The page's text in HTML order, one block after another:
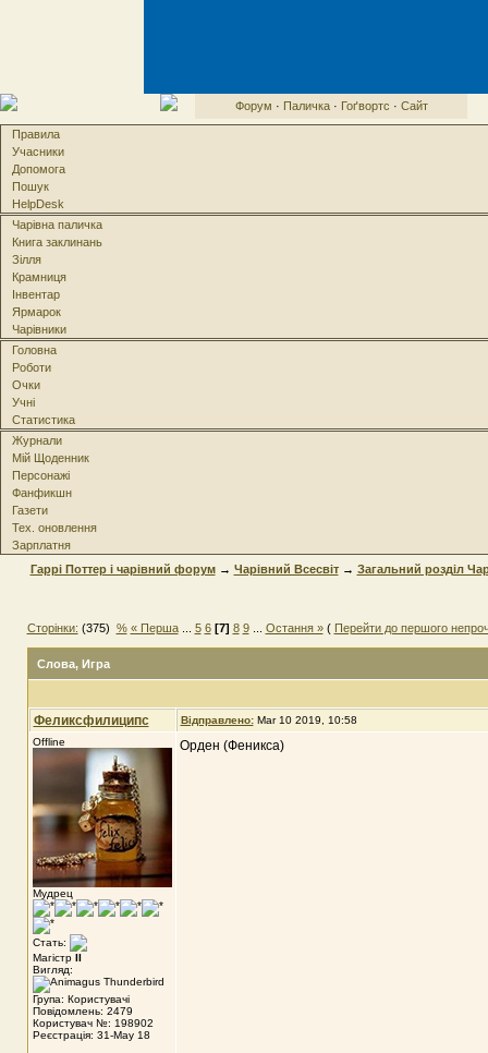
Форум · Паличка· Гоґвортс · Сайт
Правила
Учасники
Допомога
Пошук
HelpDesk
Чарівна паличка
Книга заклинань
Зілля
Крамниця
Інвентар
Ярмарок
Чарівники
Головна
Роботи
Очки
Учні
Статистика
Журнали
Мій Щоденник
Персонажі
Фанфикшн
Газети
Тех. оновлення
Зарплатня
Гаррі Поттер і чарівний форум→ Чарівний Всесвіт→ Загальний розділ
Сторінки: (375) % « Перша... 5 6 [7] 8 9... Остання »( Перейти до першого
Слова, Игра
Феликсфилиципс Відправлено: Mar 10 2019, 10:58
Offline
Мудрец
Стать:
Магістр II
Вигляд:
Група: Користувачі
Повідомлень: 2479
Користувач №: 198902
Реєстрація: 31-May 18
Орден (Феникса)